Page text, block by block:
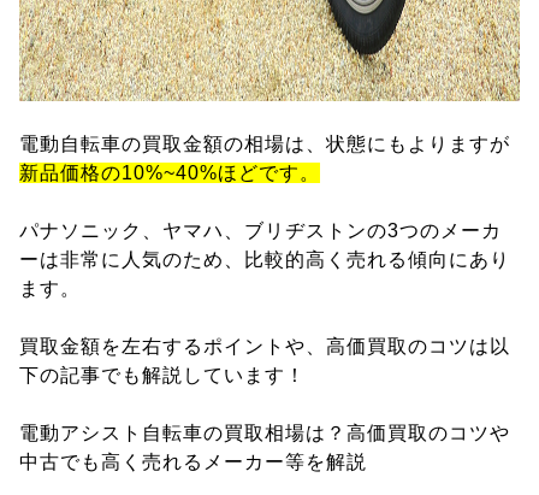
電動自転車の買取金額の相場は、状態にもよりますが
新品価格の10%~40%ほどです。
パナソニック、ヤマハ、ブリヂストンの3つのメーカ
ーは非常に人気のため、比較的高く売れる傾向にあり
ます。
買取金額を左右するポイントや、高価買取のコツは以
下の記事でも解説しています！
電動アシスト自転車の買取相場は？高価買取のコツや
中古でも高く売れるメーカー等を解説